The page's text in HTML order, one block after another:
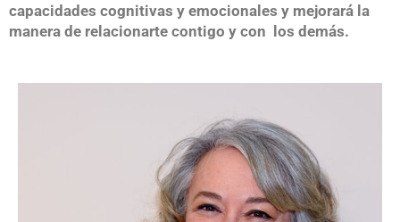
capacidades cognitivas y emocionales y mejorará la
manera de relacionarte contigo y con los demás.